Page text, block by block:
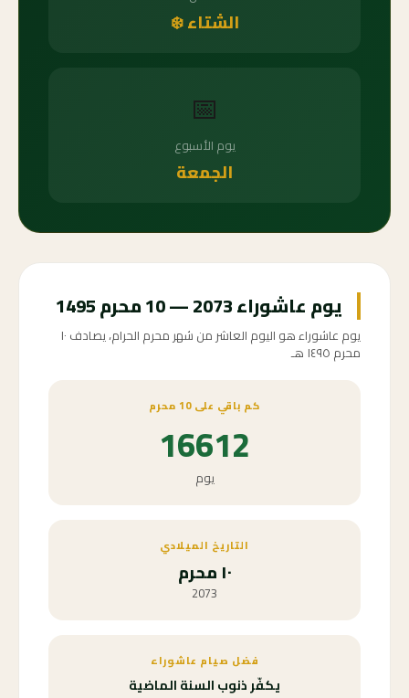
الشتاء ❄️
📅
يوم الأسبوع
الجمعة
يوم عاشوراء 2073 — 10 محرم 1495
يوم عاشوراء هو اليوم العاشر من شهر محرم الحرام، يصادف ١٠
محرم ١٤٩٥ هـ
كم باقي على 10 محرم
16612
يوم
التاريخ الميلادي
١٠ محرم
2073
فضل صيام عاشوراء
يكفّر ذنوب السنة الماضية